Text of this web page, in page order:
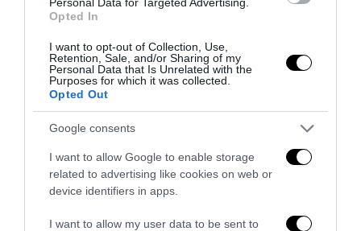
Opted In
I want to opt-out of Collection, Use,
Retention, Sale, and/or Sharing of my
Personal Data that Is Unrelated with the
Purposes for which it was collected.
Opted Out
Google consents
I want to allow Google to enable storage
related to advertising like cookies on web or
device identifiers in apps.
I want to allow my user data to be sent to
l’antifascismo copia il fascismo
6 Agosto 2026